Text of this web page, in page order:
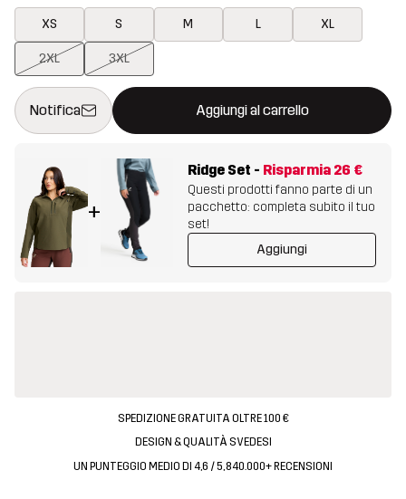
XS S M L XL
2XL 3XL
Notifica Aggiungi al carrello
Questo tasto aprirà una finestra modale per confermare un
{{size}} non disponibile
+
Ridge Set - Risparmia 26 €
Questi prodotti fanno parte di un
pacchetto: completa subito il tuo
set!
Aggiungi
SPEDIZIONE GRATUITA OLTRE 100 €
DESIGN & QUALITÀ SVEDESI
UN PUNTEGGIO MEDIO DI 4,6 / 5, 840.000+ RECENSIONI